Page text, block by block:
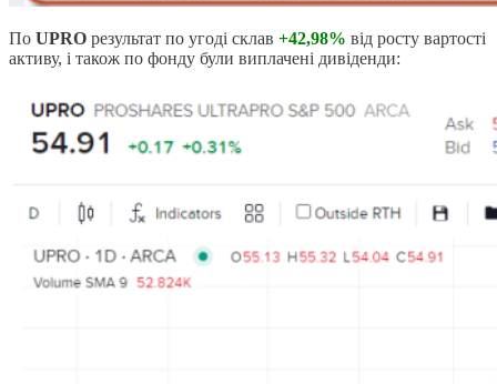
По UPRO результат по угоді склав +42,98% від росту вартості
активу, і також по фонду були виплачені дивіденди: